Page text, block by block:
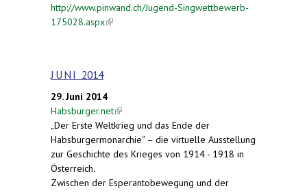
http://www.pinwand.ch/Jugend-Singwettbewerb-
175028.aspx(link is external)
J U N I 2014
29. Juni 2014
Habsburger.net(link is external)
„Der Erste Weltkrieg und das Ende der
Habsburgermonarchie“ – die virtuelle Ausstellung
zur Geschichte des Krieges von 1914 - 1918 in
Österreich.
Zwischen der Esperantobewegung und der